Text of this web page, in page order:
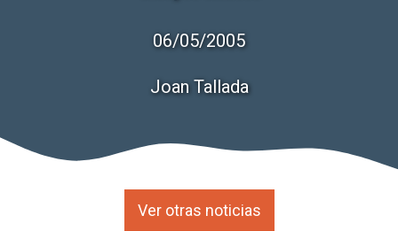
06/05/2005
Joan Tallada
Ver otras noticias